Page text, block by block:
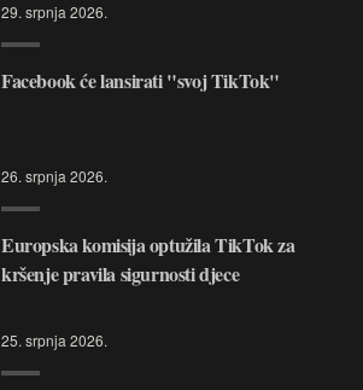
29. srpnja 2026.
Facebook će lansirati "svoj TikTok"
26. srpnja 2026.
Europska komisija optužila TikTok za
kršenje pravila sigurnosti djece
25. srpnja 2026.